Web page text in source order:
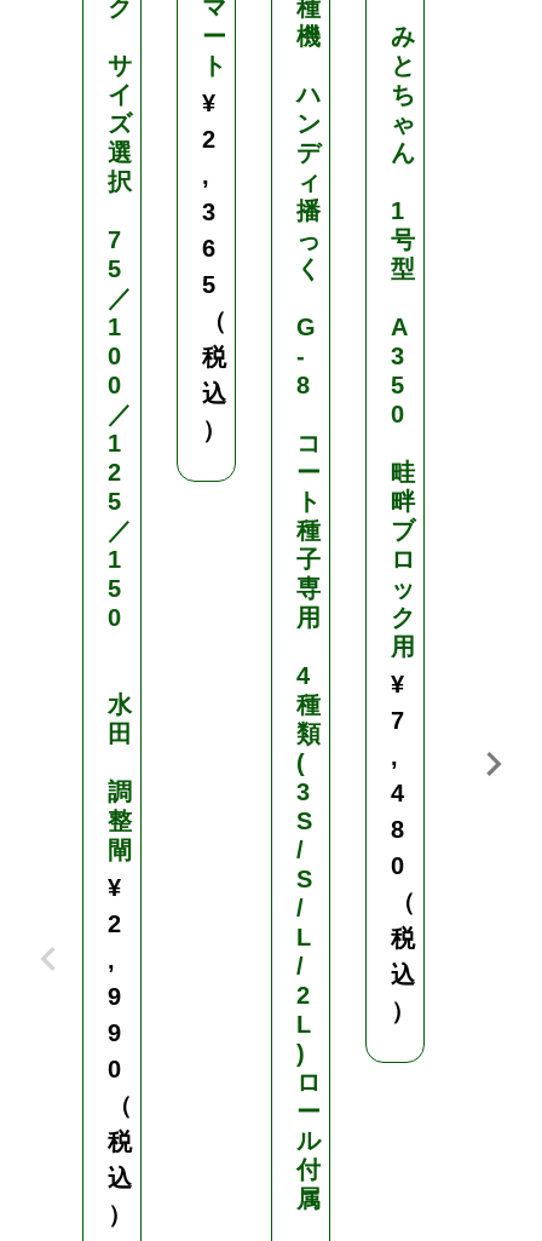
ク
サ
イ
ズ
選
択
7
5
／
1
0
0
／
1
2
5
／
1
5
0
水
田
調
整
閘
¥
2
,
9
9
0
（
税
込
）
マ
ー
ト
¥
2
,
3
6
5
（
税
込
）
種
機
ハ
ン
デ
ィ
播
っ
く
G
-
8
コ
ー
ト
種
子
専
用
4
種
類
(
3
S
/
S
/
L
/
2
L
)
ロ
ー
ル
付
属
み
と
ち
ゃ
ん
1
号
型
A
3
5
0
畦
畔
ブ
ロ
ッ
ク
用
¥
7
,
4
8
0
（
税
込
）